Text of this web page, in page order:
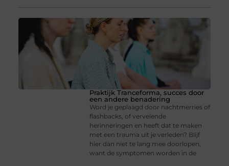
Praktijk Tranceforma, succes door
een andere benadering
Word je geplaagd door nachtmerries of
flashbacks, of vervelende
herinneringen en heeft dat te maken
met een trauma uit je verleden? Blijf
hier dan niet te lang mee doorlopen,
want de symptomen worden in de